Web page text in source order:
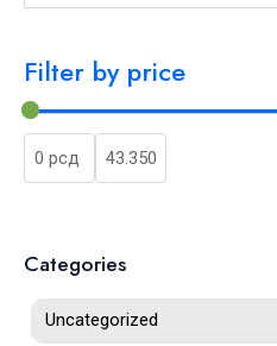
Filter by price
Categories
Uncategorized